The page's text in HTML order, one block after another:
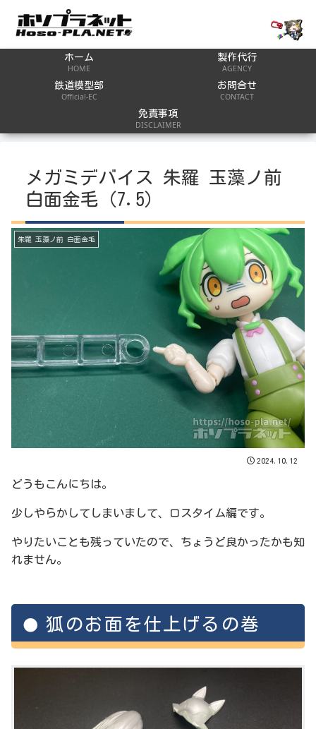
ホーム
HOME
製作代行
AGENCY
鉄道模型部
Official-EC
お問合せ
CONTACT
免責事項
DISCLAIMER
メガミデバイス 朱羅 玉藻ノ前
白面金毛（7.5）
朱羅 玉藻ノ前 白面金毛
2024.10.12
どうもこんにちは。
少しやらかしてしまいまして、ロスタイム編です。
やりたいことも残っていたので、ちょうど良かったかも知
れません。
狐のお面を仕上げるの巻